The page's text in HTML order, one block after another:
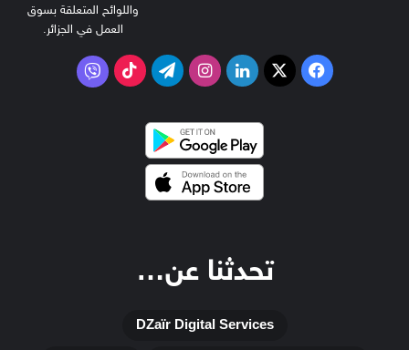
واللوائح المتعلقة بسوق
العمل في الجزائر.
فيسبوك
‫X لينكدإنانستقرامتيلقرام‫TikTokفايبر
تحدثنا عن…
DZaïr Digital Services